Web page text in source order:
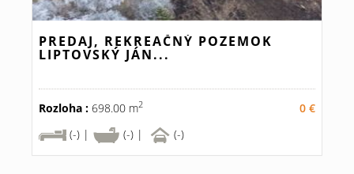
PREDAJ, REKREAČNÝ POZEMOK
LIPTOVSKÝ JÁN...
Rozloha : 698.00 m2
0 €
(-) |
(-) | (-)